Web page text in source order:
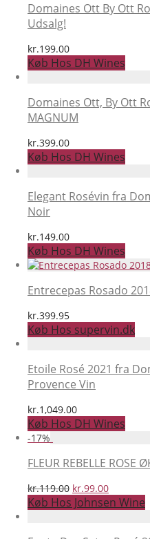
Domaines Ott By Ott
Udsalg!
kr.199.00
Køb Hos DH Wines
Domaines Ott, By Ott
MAGNUM
kr.399.00
Køb Hos DH Wines
Elegant Rosévin fra
Noir
kr.149.00
Køb Hos DH Wines
Entrecepas Rosado
kr.399.95
Køb Hos supervin.dk
Etoile Rosé 2021 fra
Provence Vin
kr.1,049.00
Køb Hos DH Wines
-17%
FLEUR REBELLE ROSE
kr.119.00 Den
oprindelige
pris
kr.99.00Den
aktuelle
pris
Køb Hos Johnsen Wine